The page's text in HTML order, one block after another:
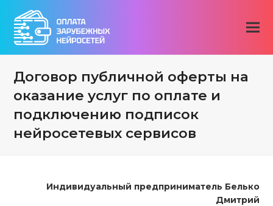
Договор публичной оферты на
оказание услуг по оплате и
подключению подписок
нейросетевых сервисов
Индивидуальный предприниматель Белько
Дмитрий